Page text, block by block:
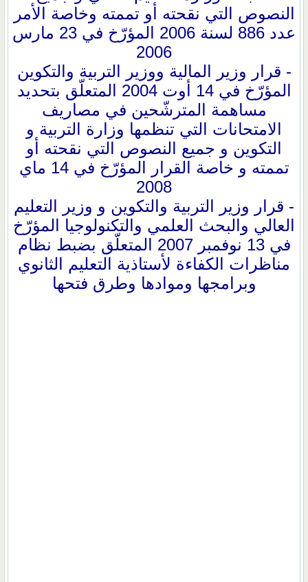
النصوص التي نقحته أو تممته وخاصة الأمر
عدد 886 لسنة 2006 المؤرّخ في 23 مارس
2006
- قرار وزير المالية ووزير التربية والتكوين
المؤرّخ في 14 أوت 2004 المتعلّق بتحديد
مساهمة المترشّحين في مصاريف
الامتحانات التي تنظمها وزارة التربية و
التكوين و جميع النصوص التي نقحته أو
تممته و خاصة القرار المؤرّخ في 14 ماي
2008
- قرار وزير التربية والتكوين و وزير التعليم
العالي والبحث العلمي والتكنولوجيا المؤرّخ
في 13 نوفمبر 2007 المتعلّق بضبط نظام
مناظرات الكفاءة لأستاذية التعليم الثانوي
وبرامجها وموادها وطرق فتحها